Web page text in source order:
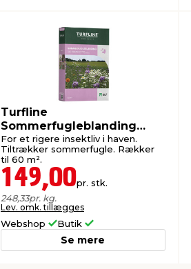
Turfline
Sommerfugleblanding
blomsterfrø 0,6 kg
For et rigere insektliv i haven.
Tiltrækker sommerfugle. Rækker
til 60 m².
149,00pr. stk.
248,33pr. kg.
Lev. omk. tillægges
Webshop Butik
Se mere